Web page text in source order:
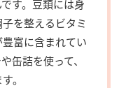
す。豆類には身
を整えるビタミ
富に含まれてい
缶詰を使って、
。